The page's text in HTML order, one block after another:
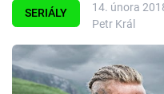
Témata
Filmy
SERIÁLY
14. února
Petr Král